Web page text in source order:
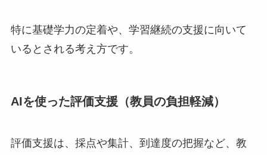
特に基礎学力の定着や、学習継続の支援に向いて
いるとされる考え方です。
AIを使った評価支援（教員の負担軽減）
評価支援は、採点や集計、到達度の把握など、教